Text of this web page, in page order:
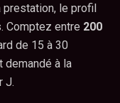
prestation, le profil
Comptez entre 200
de 15 à 30
demandé à la
J.